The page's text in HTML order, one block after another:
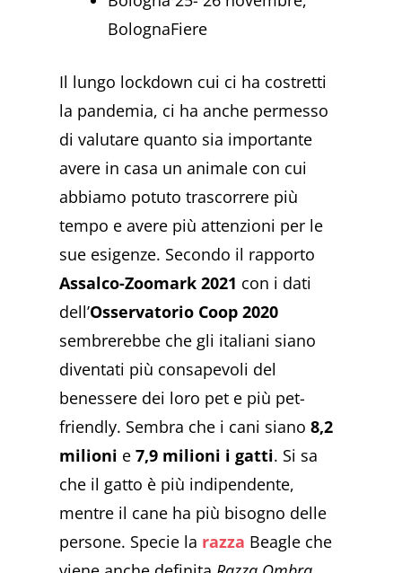
BolognaFiere
Il lungo lockdown cui ci ha costretti
la pandemia, ci ha anche permesso
di valutare quanto sia importante
avere in casa un animale con cui
abbiamo potuto trascorrere più
tempo e avere più attenzioni per le
sue esigenze. Secondo il rapporto
Assalco-Zoomark 2021 con i dati
dell’Osservatorio Coop 2020
sembrerebbe che gli italiani siano
diventati più consapevoli del
benessere dei loro pet e più pet-
friendly. Sembra che i cani siano 8,2
milioni e7,9 milioni i gatti. Si sa
che il gatto è più indipendente,
mentre il cane ha più bisogno delle
persone. Specie la razza Beagle che